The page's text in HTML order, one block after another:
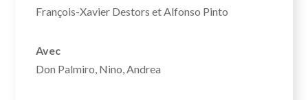
François-Xavier Destors et Alfonso Pinto
Avec
Don Palmiro, Nino, Andrea